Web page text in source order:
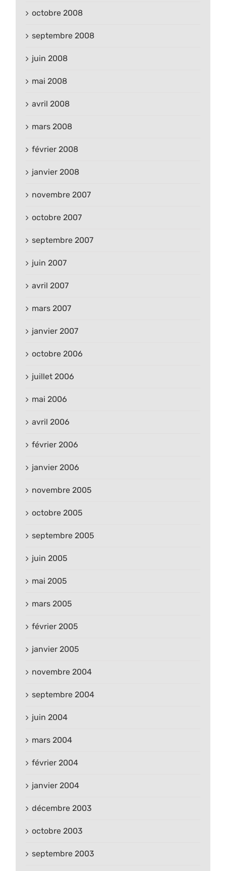
octobre 2008
septembre 2008
juin 2008
mai 2008
avril 2008
mars 2008
février 2008
janvier 2008
novembre 2007
octobre 2007
septembre 2007
juin 2007
avril 2007
mars 2007
janvier 2007
octobre 2006
juillet 2006
mai 2006
avril 2006
février 2006
janvier 2006
novembre 2005
octobre 2005
septembre 2005
juin 2005
mai 2005
mars 2005
février 2005
janvier 2005
novembre 2004
septembre 2004
juin 2004
mars 2004
février 2004
janvier 2004
décembre 2003
octobre 2003
septembre 2003